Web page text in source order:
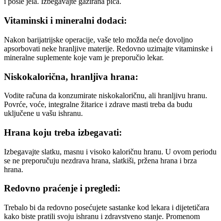
Vitaminski i mineralni dodaci:
Nakon barijatrijske operacije, vaše telo možda neće dovoljno
apsorbovati neke hranljive materije. Redovno uzimajte vitaminske i
mineralne suplemente koje vam je preporučio lekar.
Niskokalorična, hranljiva hrana:
Vodite računa da konzumirate niskokaloričnu, ali hranljivu hranu.
Povrće, voće, integralne žitarice i zdrave masti treba da budu
uključene u vašu ishranu.
Hrana koju treba izbegavati:
Izbegavajte slatku, masnu i visoko kaloričnu hranu. U ovom periodu
se ne preporučuju nezdrava hrana, slatkiši, pržena hrana i brza
hrana.
Redovno praćenje i pregledi:
Trebalo bi da redovno posećujete sastanke kod lekara i dijetetičara
kako biste pratili svoju ishranu i zdravstveno stanje. Promenom